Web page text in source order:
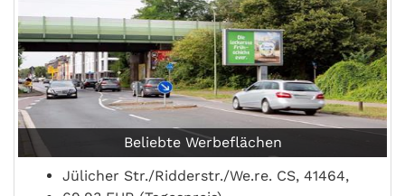
Beliebte Werbeflächen
Jülicher Str./Ridderstr./We.re. CS, 41464,